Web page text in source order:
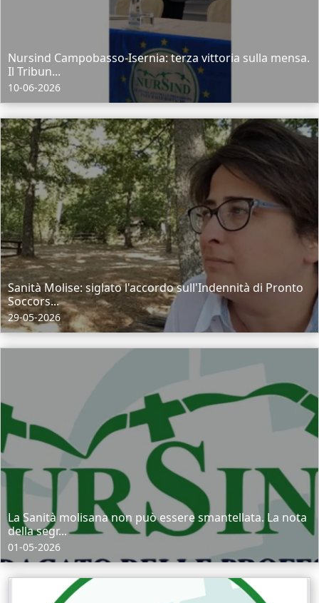
Nursind Campobasso‑Isernia: terza vittoria sulla mensa.
Il Tribun...
10-06-2026
Sanità Molise: siglato l'accordo sull'Indennità di Pronto
Soccors...
29-05-2026
La Sanità molisana non può essere smantellata. La nota
della segr...
01-05-2026